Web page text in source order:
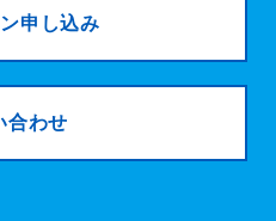
申し込み
合わせ